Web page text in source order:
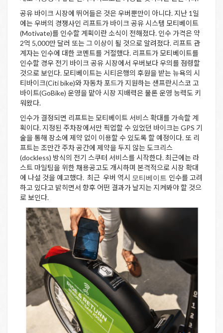
공유 바이크 시장에 뛰어들은 것은 우버뿐만이 아니다. 지난 1일
에는 우버의 경쟁사인 리프트가 바이크 공유 시스템 모티베이트
(Motivate)를 인수할 계획이란 소식이 전해졌다. 인수 가격은 약
2억 5,000만 달러 또는 그 이상이 될 것으로 알려졌다. 리프트 관
계자는 인수에 대한 코멘트를 거절했다. 리프트가 모티베이트를
인수할 경우 전기 바이크 공유 시장에서 우버보다 우의를 점령할
것으로 보인다. 모티베이트는 시티은행의 후원을 받는 뉴욕의 시
티바이크(Citi bike)와 자동차 포드가 지원하는 샌프란시스코 고
바이트(GoBike) 운영을 맡아 시장 지배력은 물론 운영 능력도 키
워왔다.
인수가 결정되면 리프트는 모티베이트 서비스 확대를 가속할 계
획이다. 지정된 주차장에서만 픽업할 수 있었던 바이크는 GPS 기
술을 통해 장소에 제약 없이 이용할 수 있도록 할 예정이다. 또 리
프트는 조만간 주차 공간에 제약을 두지 않는 도크리스
(dockless) 방식의 전기 스쿠터 서비스를 시작한다. 최근에는 라
스트 마일팀을 위한 채용공고도 개시하며 본격적으로 시장 확대
에 나설 것을 예고했다. 최근 우버 역시 모티베이트 인수를 고려
하고 있다고 밝히면서 향후 어떤 결과가 날지는 지켜봐야 할 것으
로 보인다.